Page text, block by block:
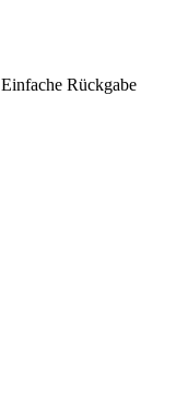
Einfache Rückgabe